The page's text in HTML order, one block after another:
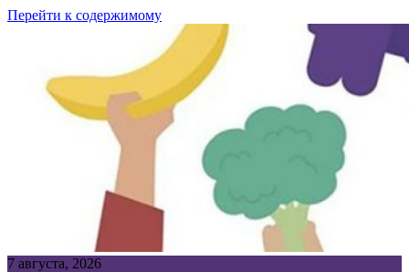
Перейти к содержимому
7 августа, 2026